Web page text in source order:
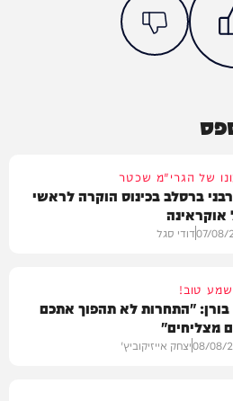
של הגרי"מ שכטר
רבני ברסלב בכינוס הוקרה לראשי
07/08/דודי סגל
טוב!
בורן: "התחרות לא תהפוך אתכם
מצליחים"
08/08/יצחק אייזיקוביץ'